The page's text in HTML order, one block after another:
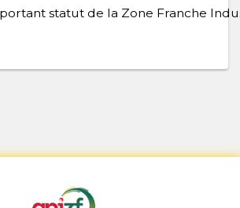
portant statut de la Zone Franche